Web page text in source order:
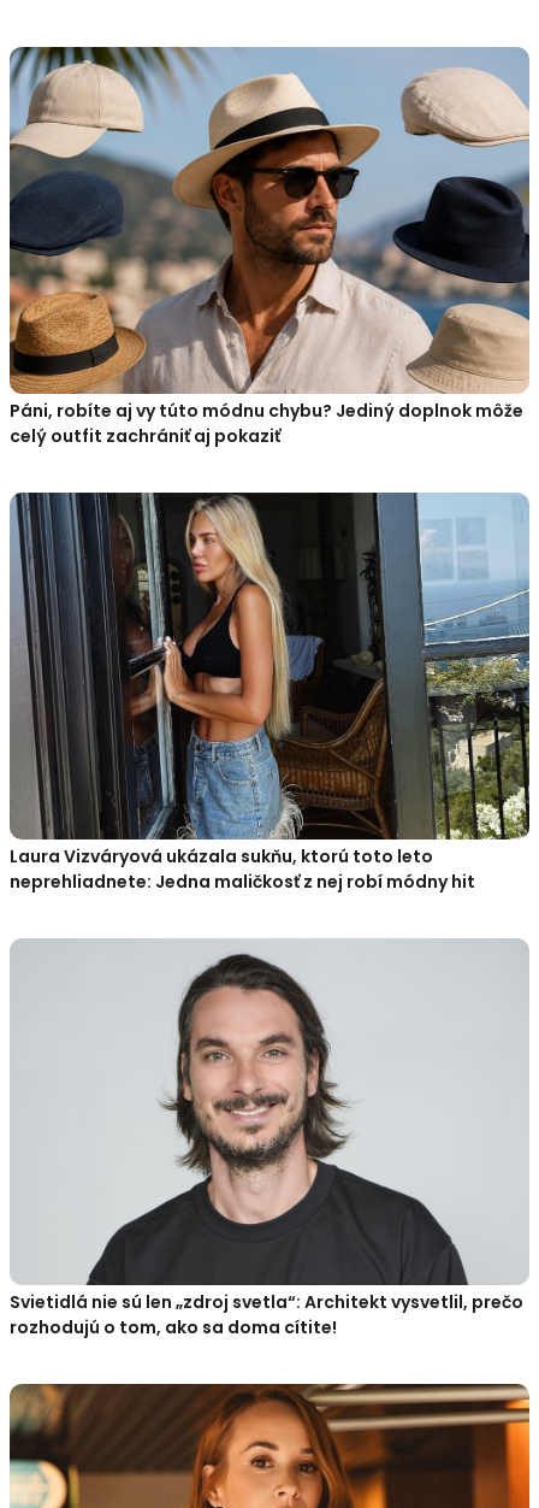
Páni, robíte aj vy túto módnu chybu? Jediný doplnok môže
celý outfit zachrániť aj pokaziť
Laura Vizváryová ukázala sukňu, ktorú toto leto
neprehliadnete: Jedna maličkosť z nej robí módny hit
Svietidlá nie sú len „zdroj svetla“: Architekt vysvetlil, prečo
rozhodujú o tom, ako sa doma cítite!